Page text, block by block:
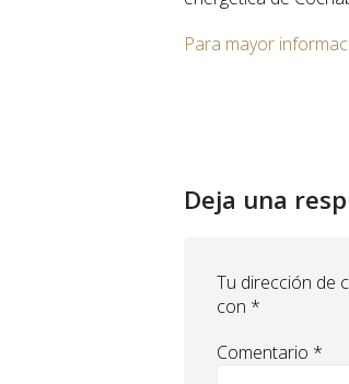
Para mayor
Deja una
Tu dirección de
con *
Comentario *